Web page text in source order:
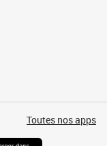
Toutes nos apps